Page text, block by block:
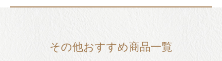
その他おすすめ商品一覧